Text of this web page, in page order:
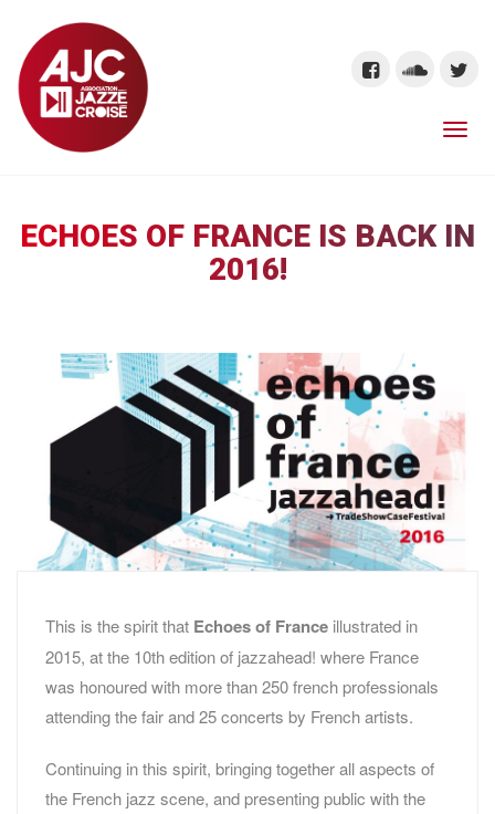
ECHOES OF FRANCE IS BACK IN
2016!
This is the spirit that Echoes of France illustrated in
2015, at the 10th edition of jazzahead! where France
was honoured with more than 250 french professionals
attending the fair and 25 concerts by French artists.
Continuing in this spirit, bringing together all aspects of
the French jazz scene, and presenting public with the